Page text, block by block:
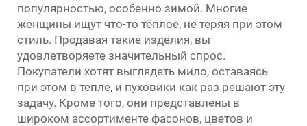
популярностью, особенно зимой. Многие
женщины ищут что-то тёплое, не теряя при этом
стиль. Продавая такие изделия, вы
удовлетворяете значительный спрос.
Покупатели хотят выглядеть мило, оставаясь
при этом в тепле, и пуховики как раз решают эту
задачу. Кроме того, они представлены в
широком ассортименте фасонов, цветов и